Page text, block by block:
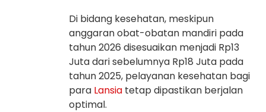
Di bidang kesehatan, meskipun
anggaran obat-obatan mandiri pada
tahun 2026 disesuaikan menjadi Rp13
Juta dari sebelumnya Rp18 Juta pada
tahun 2025, pelayanan kesehatan bagi
para Lansia tetap dipastikan berjalan
optimal.